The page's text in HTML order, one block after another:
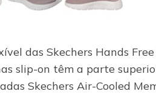
das Skechers Hands
slip-on têm a parte
Skechers Air-Cooled